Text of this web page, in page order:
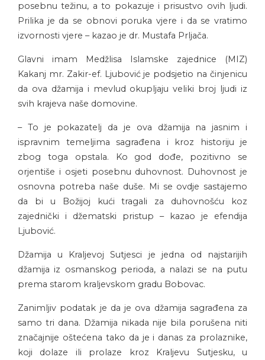
posebnu težinu, a to pokazuje i prisustvo ovih ljudi.
Prilika je da se obnovi poruka vjere i da se vratimo
izvornosti vjere – kazao je dr. Mustafa Prljača.
Glavni imam Medžlisa Islamske zajednice (MIZ)
Kakanj mr. Zakir-ef. Ljubović je podsjetio na činjenicu
da ova džamija i mevlud okupljaju veliki broj ljudi iz
svih krajeva naše domovine.
– To je pokazatelj da je ova džamija na jasnim i
ispravnim temeljima sagrađena i kroz historiju je
zbog toga opstala. Ko god dođe, pozitivno se
orjentiše i osjeti posebnu duhovnost. Duhovnost je
osnovna potreba naše duše. Mi se ovdje sastajemo
da bi u Božijoj kući tragali za duhovnošću koz
zajednički i džematski pristup – kazao je efendija
Ljubović.
Džamija u Kraljevoj Sutjesci je jedna od najstarijih
džamija iz osmanskog perioda, a nalazi se na putu
prema starom kraljevskom gradu Bobovac.
Zanimljiv podatak je da je ova džamija sagrađena za
samo tri dana. Džamija nikada nije bila porušena niti
značajnije oštećena tako da je i danas za prolaznike,
koji dolaze ili prolaze kroz Kraljevu Sutjesku, u